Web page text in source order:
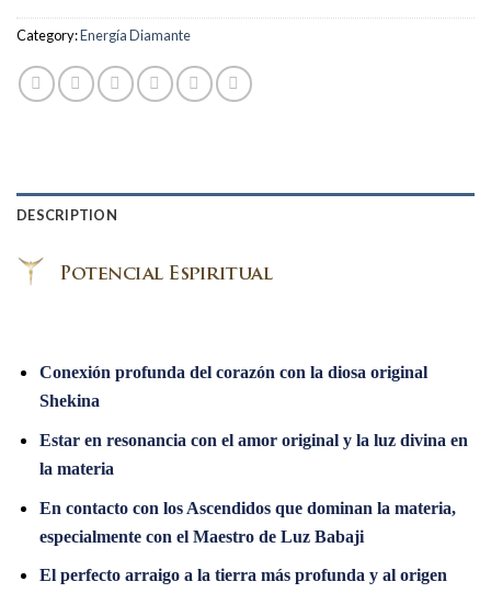
Category:Energía Diamante
DESCRIPTION
Conexión profunda del corazón con la diosa original
Shekina
Estar en resonancia con el amor original y la luz divina en
la materia
En contacto con los Ascendidos que dominan la materia,
especialmente con el Maestro de Luz Babaji
El perfecto arraigo a la tierra más profunda y al origen